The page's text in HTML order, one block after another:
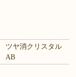
ツヤ消クリスタル
AB